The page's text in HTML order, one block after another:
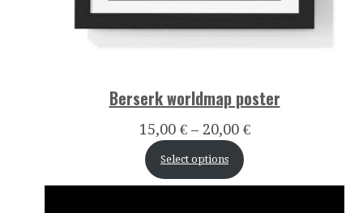
Berserk worldmap poster
15,00 € – 20,00 €
Select options